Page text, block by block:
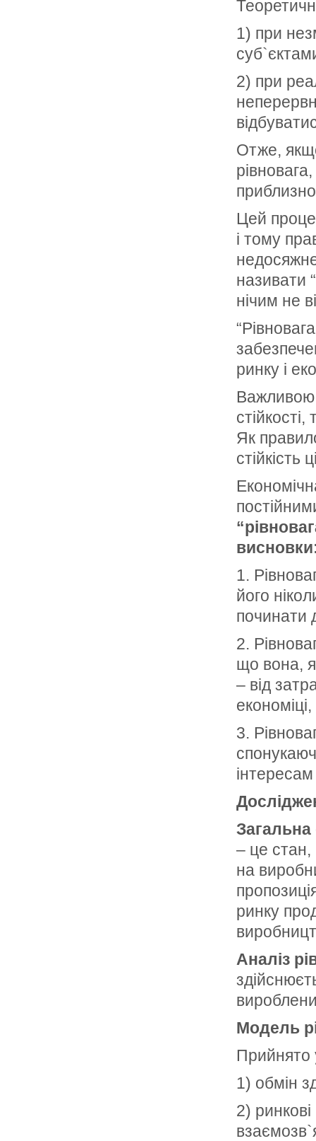
1) при
2) при
Отже,
Цей
і тому
називати
нічим не
ринку і
Важливою
Як
стійкість
1.
його
починати
2.
що вона,
– від
3.
Загальна
– це стан,
на
ринку
Аналіз
Модель
Прийнято
1) обмін
2)